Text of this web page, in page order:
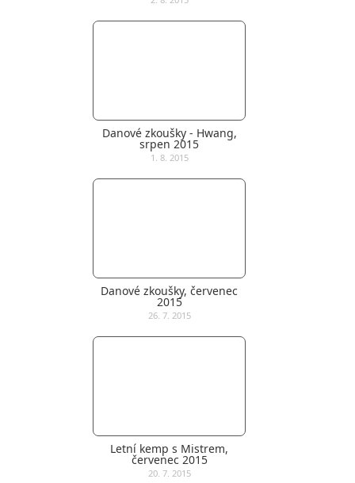
Danové zkoušky - Hwang,
srpen 2015
1. 8. 2015
Danové zkoušky, červenec
2015
26. 7. 2015
Letní kemp s Mistrem,
červenec 2015
20. 7. 2015